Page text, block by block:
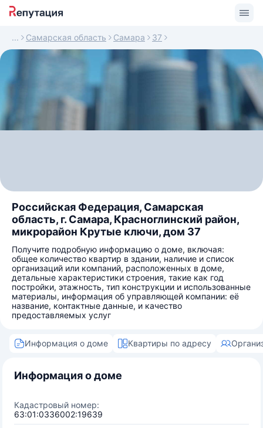
Самарская область Самара 37
Российская Федерация, Самарская
область, г. Самара, Красноглинский район,
микрорайон Крутые ключи, дом 37
Получите подробную информацию о доме, включая:
общее количество квартир в здании, наличие и список
организаций или компаний, расположенных в доме,
детальные характеристики строения, такие как год
постройки, этажность, тип конструкции и использованные
материалы, информация об управляющей компании: её
название, контактные данные, и качество
предоставляемых услуг
Информация о доме Квартиры по адресу
Информация о доме
Кадастровый номер:
63:01:0336002:19639